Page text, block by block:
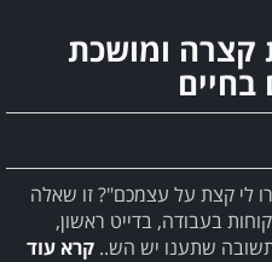
קצרה ומושכת
לי קצת על עצמכם"? זו שאלה
בעבודה, בדייט ראשון,
שתענו יש הש.. קרא עוד